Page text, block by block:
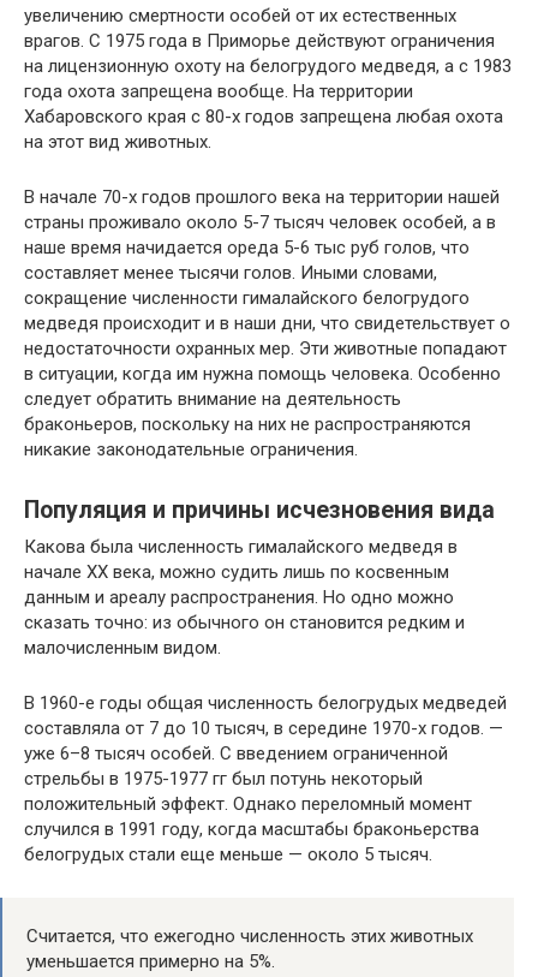
увеличению смертности особей от их естественных
врагов. С 1975 года в Приморье действуют ограничения
на лицензионную охоту на белогрудого медведя, а с 1983
года охота запрещена вообще. На территории
Хабаровского края с 80-х годов запрещена любая охота
на этот вид животных.
В начале 70-х годов прошлого века на территории нашей
страны проживало около 5-7 тысяч человек особей, а в
наше время начидается ореда 5-6 тыс руб голов, что
составляет менее тысячи голов. Иными словами,
сокращение численности гималайского белогрудого
медведя происходит и в наши дни, что свидетельствует о
недостаточности охранных мер. Эти животные попадают
в ситуации, когда им нужна помощь человека. Особенно
следует обратить внимание на деятельность
браконьеров, поскольку на них не распространяются
никакие законодательные ограничения.
Популяция и причины исчезновения вида
Какова была численность гималайского медведя в
начале XX века, можно судить лишь по косвенным
данным и ареалу распространения. Но одно можно
сказать точно: из обычного он становится редким и
малочисленным видом.
В 1960-е годы общая численность белогрудых медведей
составляла от 7 до 10 тысяч, в середине 1970-х годов. —
уже 6–8 тысяч особей. С введением ограниченной
стрельбы в 1975-1977 гг был потунь некоторый
положительный эффект. Однако переломный момент
случился в 1991 году, когда масштабы браконьерства
белогрудых стали еще меньше — около 5 тысяч.
Считается, что ежегодно численность этих животных
уменьшается примерно на 5%.